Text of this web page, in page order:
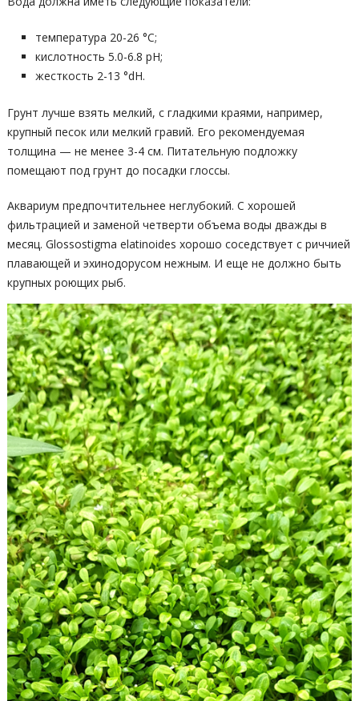
температура 20-26 °С;
кислотность 5.0-6.8 рН;
жесткость 2-13 °dH.
Грунт лучше взять мелкий, с гладкими краями, например,
крупный песок или мелкий гравий. Его рекомендуемая
толщина — не менее 3-4 см. Питательную подложку
помещают под грунт до посадки глоссы.
Аквариум предпочтительнее неглубокий. С хорошей
фильтрацией и заменой четверти объема воды дважды в
месяц. Glossostigma elatinoides хорошо соседствует с риччией
плавающей и эхинодорусом нежным. И еще не должно быть
крупных роющих рыб.